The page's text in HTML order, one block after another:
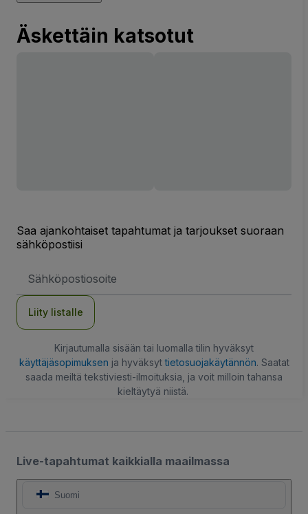
Äskettäin katsotut
Saa ajankohtaiset tapahtumat ja tarjoukset suoraan
sähköpostiisi
Liity listalle
Kirjautumalla sisään tai luomalla tilin hyväksyt
käyttäjäsopimuksen ja hyväksyttietosuojakäytännön. Saatat
saada meiltä tekstiviesti-ilmoituksia, ja voit milloin tahansa
kieltäytyä niistä.
Live-tapahtumat kaikkialla maailmassa
Suomi